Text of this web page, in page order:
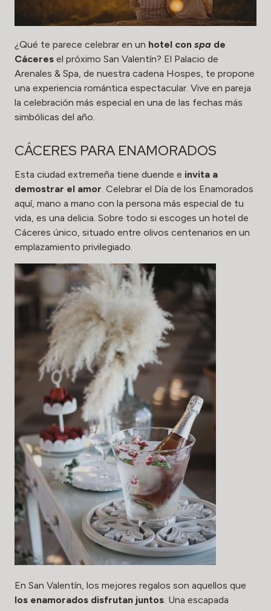
¿Qué te parece celebrar en un hotel con spa de
Cáceres el próximo San Valentín? El Palacio de
Arenales & Spa, de nuestra cadena Hospes, te propone
una experiencia romántica espectacular. Vive en pareja
la celebración más especial en una de las fechas más
simbólicas del año.
CÁCERES PARA ENAMORADOS
Esta ciudad extremeña tiene duende e invita a
demostrar el amor . Celebrar el Día de los Enamorados
aquí, mano a mano con la persona más especial de tu
vida, es una delicia. Sobre todo si escoges un hotel de
Cáceres único, situado entre olivos centenarios en un
emplazamiento privilegiado.
En San Valentín, los mejores regalos son aquellos que
los enamorados disfrutan juntos. Una escapada